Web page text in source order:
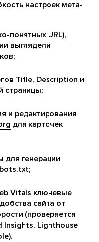
настроек мета-
понятных URL),
выглядели
Title, Description и
страницы;
и редактирования
для карточек
для генерации
Vitals ключевые
сайта от
(проверяется
Insights, Lighthouse